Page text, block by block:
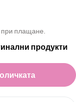
при плащане.
продукти
за